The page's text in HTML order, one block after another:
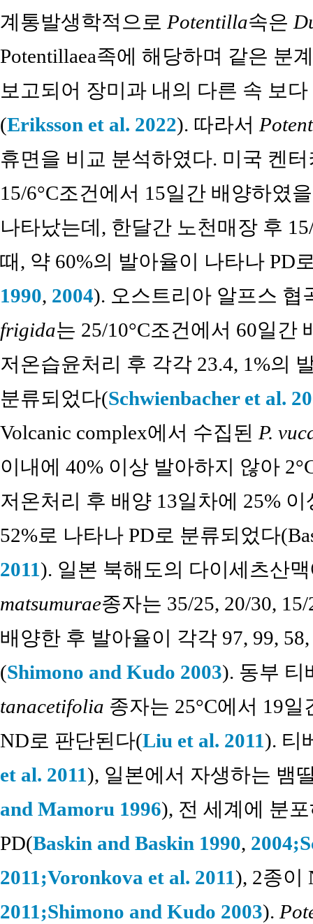
계통발생학적으로 Potentilla속은
Potentillaea족에 해당하며 같은 분
보고되어 장미과 내의 다른 속 보
(Eriksson et al. 2022). 따라서
휴면을 비교 분석하였다. 미국 켄
15/6°C조건에서 15일간 배양하였
나타났는데, 한달간 노천매장 후
때, 약 60%의 발아율이 나타나 PD
1990, 2004). 오스트리아 알프스
frigida는 25/10°C조건에서 60일간
저온습윤처리 후 각각 23.4, 1%의
분류되었다(Schwienbacher et al.
Volcanic complex에서 수집된 P.
이내에 40% 이상 발아하지 않아
저온처리 후 배양 13일차에 25%
52%로 나타나 PD로 분류되었다
2011). 일본 북해도의 다이세츠산
matsumurae종자는 35/25, 20/30,
배양한 후 발아율이 각각 97, 99,
(Shimono and Kudo 2003). 동부
tanacetifolia 종자는 25°C에서 19
ND로 판단된다(Liu et al. 2011). 티
et al. 2011), 일본에서 자생하는 뱀
and Mamoru 1996), 전 세계에 분
PD(Baskin and Baskin 1990, 2004;
2011;Voronkova et al. 2011), 2종이
2011;Shimono and Kudo 2003).